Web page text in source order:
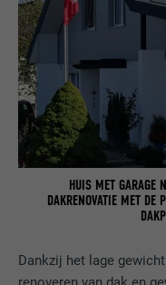
Dankzij het lage
HUIS MET GARAGE
DAKRENOVATIE MET DE
VERVALTIJD
DOEL
van
NAAM
VERVALTIJD 2 jaar